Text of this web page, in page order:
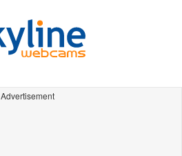
Advertisement